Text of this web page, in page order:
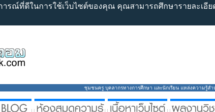
รณ์ที่ดีในการใช้เว็บไซต์ของคุณ คุณสามารถศึกษารายละเอีย
ชุมชนครู บุคลากรทางการศึกษา และนักเรียน แหล่งความรู้ส